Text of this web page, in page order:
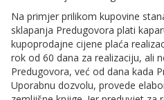
Na primjer prilikom kupovine
sklapanja Predugovora plati
kupoprodajne cijene plaća
rok od 60 dana za realizaciju, ali
Predugovora, već od dana kada
Uporabnu dozvolu, provede